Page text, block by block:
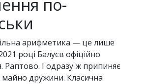
по-
арифметика — це лише
році Балуєв офіційно
Раптово. І одразу ж припиняє
дружини. Класична